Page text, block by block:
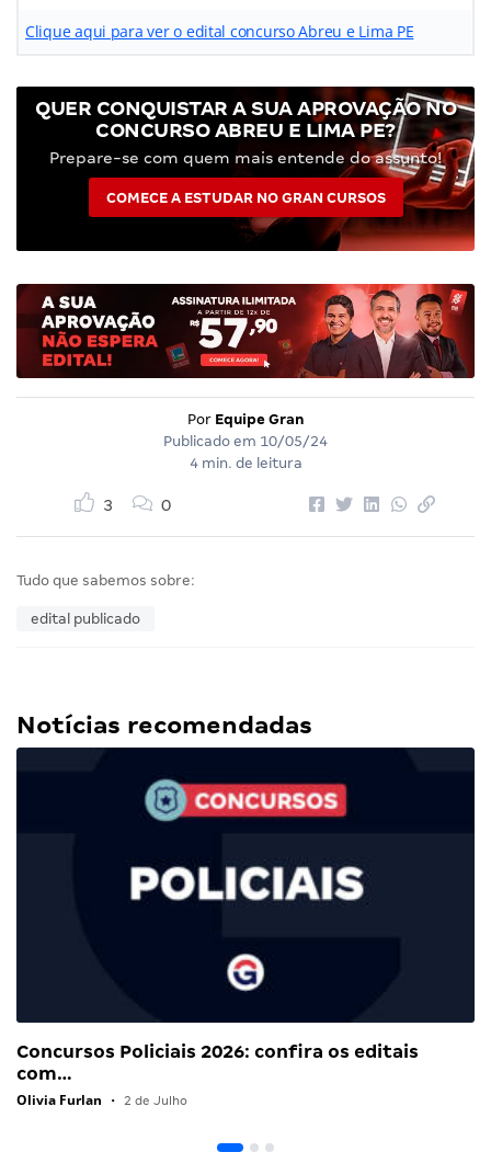
Clique aqui para ver o edital concurso Abreu e Lima PE
QUER CONQUISTAR A SUA APROVAÇÃO NO
CONCURSO ABREU E LIMA PE?
Prepare-se com quem mais entende do assunto!
COMECE A ESTUDAR NO GRAN CURSOS
Por Equipe Gran
Publicado em 10/05/24
4 min. de leitura
3 0
Tudo que sabemos sobre:
edital publicado
Notícias recomendadas
Concursos Policiais 2026: confira os editais
com…
Olivia Furlan • 2 de Julho